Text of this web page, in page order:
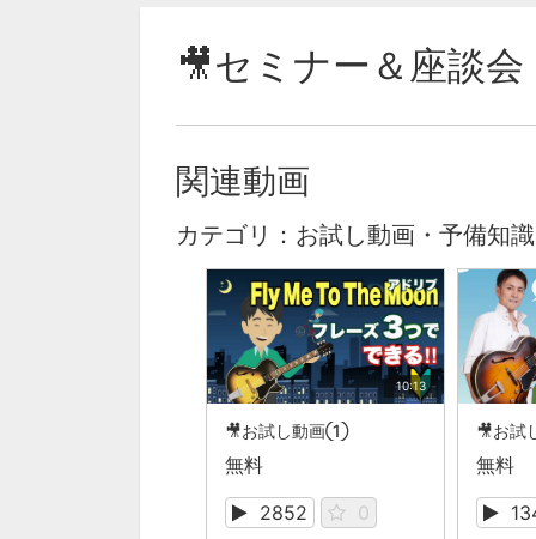
🎥セミナー＆座談会
関連動画
カテゴリ：お試し動画・予備知識
10:13
🎥お試し動画①
無料
2852
0
🎥お
無料